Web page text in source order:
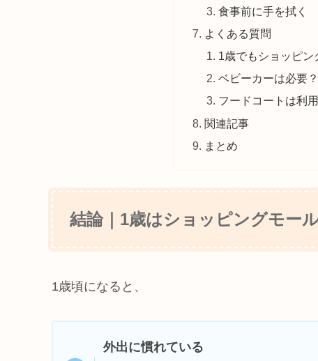
食事前に手を拭く
よくある質問
1歳でもショッピン
ベビーカーは必要？
フードコートは利
関連記事
まとめ
結論｜1歳はショッピングモー
1歳頃になると、
外出に慣れている